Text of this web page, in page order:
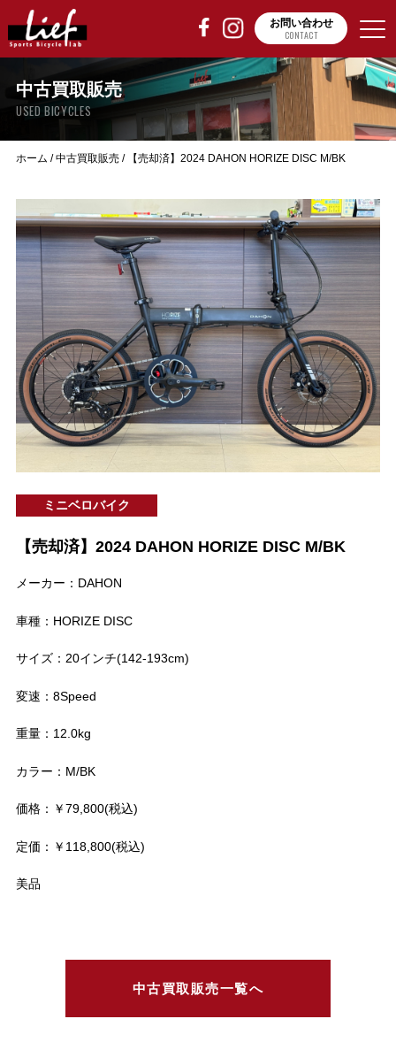
お問い合わせ
CONTACT
中古買取販売
USED BICYCLES
ホーム /中古買取販売/ 【売却済】2024 DAHON HORIZE DISC M/BK
ミニベロバイク
【売却済】2024 DAHON HORIZE DISC M/BK
メーカー：DAHON
車種：HORIZE DISC
サイズ：20インチ(142-193cm)
変速：8Speed
重量：12.0kg
カラー：M/BK
価格：￥79,800(税込)
定価：￥118,800(税込)
美品
中古買取販売一覧へ